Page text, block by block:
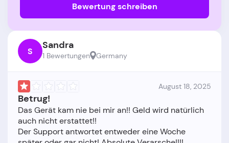
Bewertung schreiben
S Sandra
1 Bewertungen Germany
August 18, 2025
Betrug!
Das Gerät kam nie bei mir an!! Geld wird natürlich
auch nicht erstattet!!
Der Support antwortet entweder eine Woche